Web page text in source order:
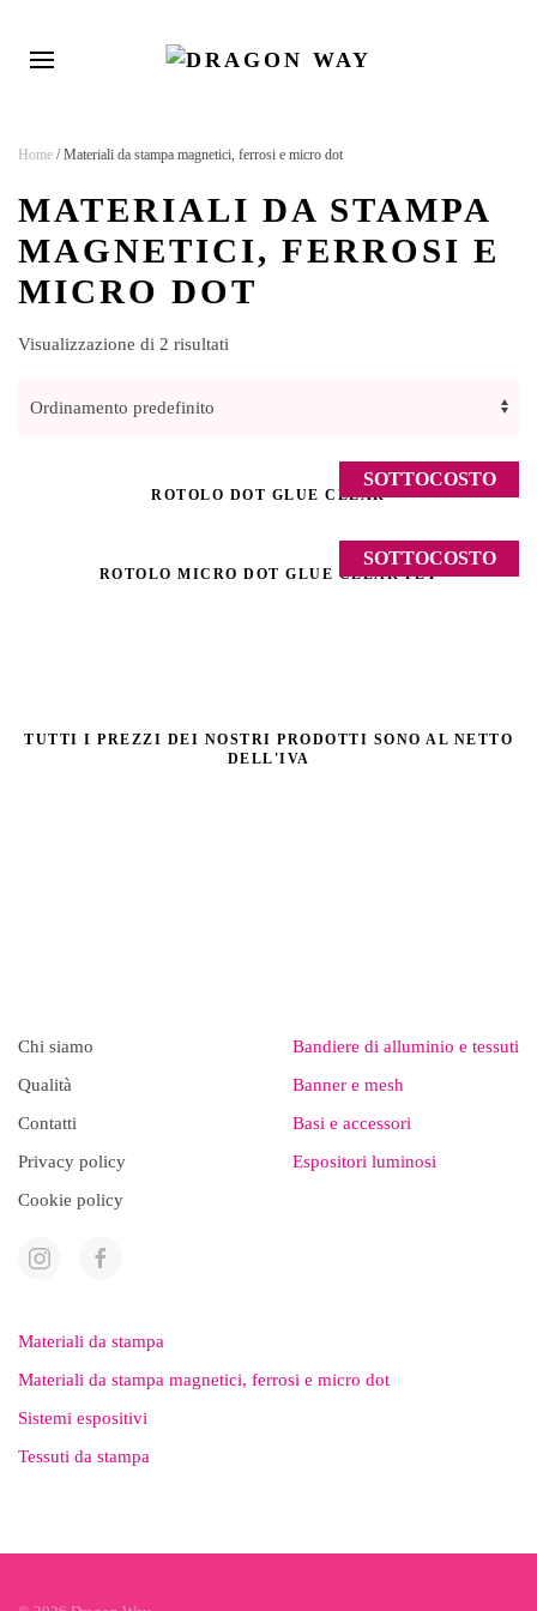
Home / Materiali da stampa magnetici, ferrosi e micro dot
MATERIALI DA STAMPA
MAGNETICI, FERROSI E
MICRO DOT
Visualizzazione di 2 risultati
SOTTOCOSTO
ROTOLO DOT GLUE CLEAR
SOTTOCOSTO
ROTOLO MICRO DOT GLUE CLEAR PET
TUTTI I PREZZI DEI NOSTRI PRODOTTI SONO AL NETTO
DELL'IVA
Chi siamo
Qualità
Contatti
Privacy policy
Cookie policy
Bandiere di alluminio e tessuti
Banner e mesh
Basi e accessori
Espositori luminosi
Materiali da stampa
Materiali da stampa magnetici, ferrosi e micro dot
Sistemi espositivi
Tessuti da stampa